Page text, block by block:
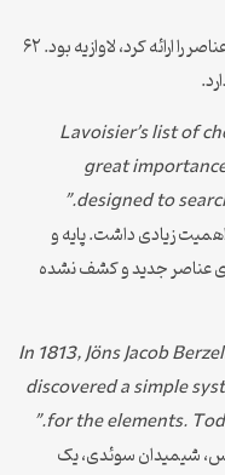
نخستین شیمیدانی که فهرست عناصر را ارائه کرد، لاوازیه بود. ۶۲
“Lavoisier’s list of
great
designed to
زیادی داشت. پایه و
عناصر جدید و کشف نشده
“In 1813, Jöns Jacob
discovered a simple
for the elements.
برزلیوس، شیمیدان سوئدی، یک